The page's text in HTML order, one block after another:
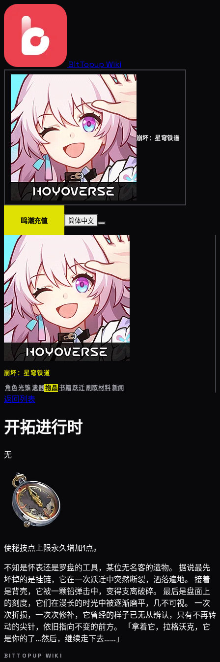
BitTopup Wiki
崩坏：星穹铁道
鸣潮充值 简体中文
崩坏：星穹铁道
角色光锥遗器物品书籍跃迁刷取材料新闻
返回列表
开拓进行时
无
使秘技点上限永久增加1点。
不知是怀表还是罗盘的工具，某位无名客的遗物。 据说最先
坏掉的是挂链，它在一次跃迁中突然断裂，洒落遍地。 接着
是背壳，它被一颗铅弹击中，变得支离破碎。 最后是盘面上
的刻度，它们在漫长的时光中被逐渐磨平，几不可视。 一次
次折损，一次次修补，它曾经的样子已无从辨认，只有不再转
动的尖针，依旧指向不变的前方。 「拿着它，拉格沃克，它
是你的了…然后，继续走下去……」
BITTOPUP WIKI